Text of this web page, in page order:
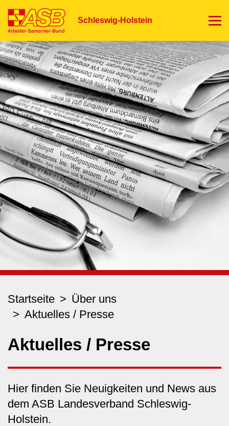
zum
Schleswig-Holstein
Startseite
Über uns
Aktuelles / Presse
Aktuelles / Presse
Hier finden Sie Neuigkeiten und News aus
dem ASB Landesverband Schleswig-
Holstein.